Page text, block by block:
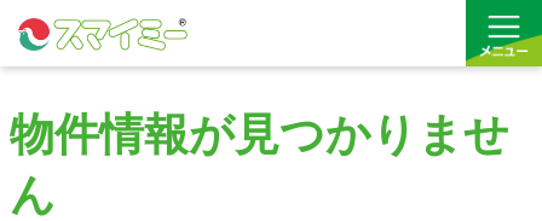
借りる
買う
物件情報が見つかりませ
ん